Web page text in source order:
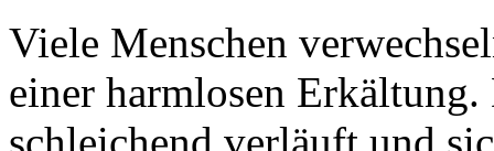
Viele Menschen
einer harmlosen
schleichend verläuft und